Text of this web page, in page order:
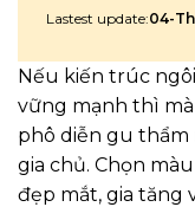
Lastest update:04-
Nếu kiến trúc
vững mạnh thì
phô diễn gu thẩm
gia chủ. Chọn
đẹp mắt, gia tăng